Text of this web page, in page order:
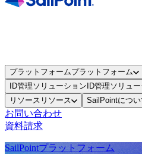
プラットフォームプラットフォーム
ID管理ソリューション ID管理ソリュ
リソース リソース SailPointについ
お問い合わせ
資料請求
SailPointプラットフォーム